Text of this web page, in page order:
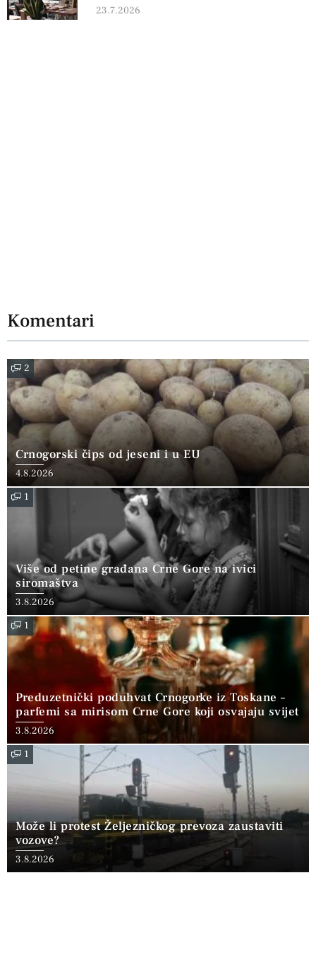
23.7.2026
Komentari
2
Crnogorski čips od jeseni i u EU
4.8.2026
1
Više od petine građana Crne Gore na ivici
siromaštva
3.8.2026
1
Preduzetnički poduhvat Crnogorke iz Toskane –
parfemi sa mirisom Crne Gore koji osvajaju svijet
3.8.2026
1
Može li protest Željezničkog prevoza zaustaviti
vozove?
3.8.2026